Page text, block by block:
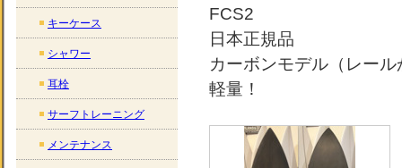
FCS2
日本正規品
カーボンモデル（レー
軽量！
キーケース
シャワー
耳栓
サーフトレーニング
メンテナンス